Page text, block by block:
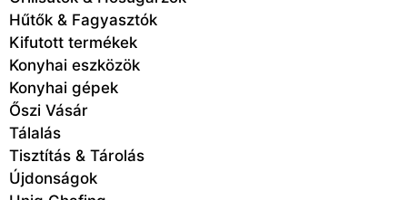
Hűtők & Fagyasztók
Kifutott termékek
Konyhai eszközök
Konyhai gépek
Őszi Vásár
Tálalás
Tisztítás & Tárolás
Újdonságok